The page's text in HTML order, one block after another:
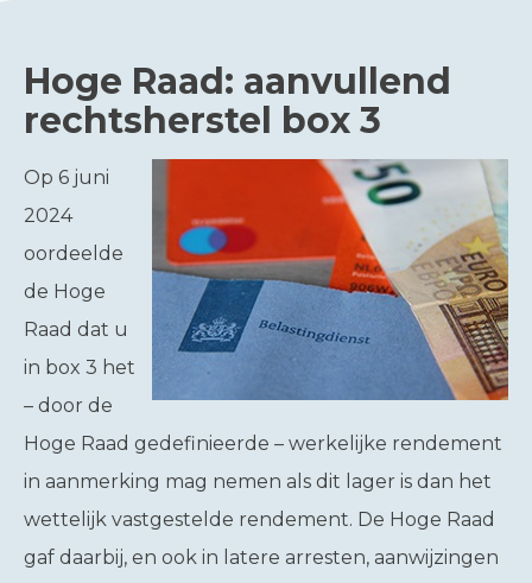
Hoge Raad: aanvullend
rechtsherstel box 3
Op 6 juni
2024
oordeelde
de Hoge
Raad dat u
in box 3 het
– door de
Hoge Raad gedefinieerde – werkelijke rendement
in aanmerking mag nemen als dit lager is dan het
wettelijk vastgestelde rendement. De Hoge Raad
gaf daarbij, en ook in latere arresten, aanwijzingen